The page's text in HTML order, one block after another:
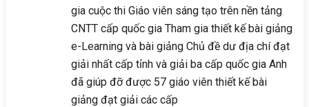
gia cuộc thi Giáo viên sáng tạo trên nền tảng
CNTT cấp quốc gia Tham gia thiết kế bài giảng
e-Learning và bài giảng Chủ đề dư địa chí đạt
giải nhất cấp tỉnh và giải ba cấp quốc gia Anh
đã giúp đỡ được 57 giáo viên thiết kế bài
giảng đạt giải các cấp